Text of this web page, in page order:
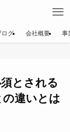
ログ 会社概要 事
とされる
違いとは